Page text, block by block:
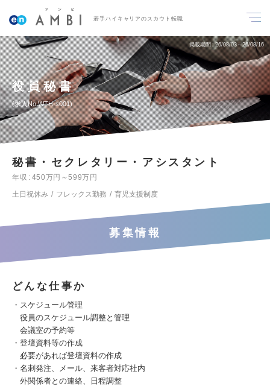
若手ハイキャリアのスカウト転職
掲載期間 26/08/03～26/08/16
役員秘書
求人No.WTH-s001
秘書・セクレタリー・アシスタント
年収
450万円～599万円
土日祝休み
フレックス勤務 育児支援制度
募集情報
どんな仕事か
・スケジュール管理
役員のスケジュール調整と管理
会議室の予約等
・登壇資料等の作成
必要があれば登壇資料の作成
・名刺発注、メール、来客者対応社内
外関係者との連絡、日程調整